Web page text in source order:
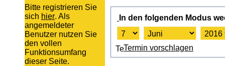
Bitte registrieren Sie
sich hier. Als
angemeldeter
Benutzer nutzen Sie
den vollen
Funktionsumfang
dieser Seite.
In den folgenden Modus
Termin vorschlagen